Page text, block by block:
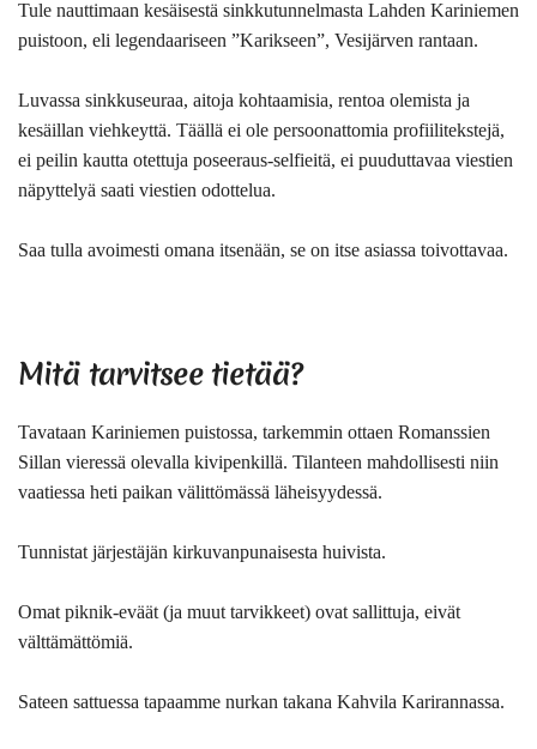
Tule nauttimaan kesäisestä sinkkutunnelmasta Lahden Kariniemen
puistoon, eli legendaariseen ”Karikseen”, Vesijärven rantaan.
Luvassa sinkkuseuraa, aitoja kohtaamisia, rentoa olemista ja
kesäillan viehkeyttä. Täällä ei ole persoonattomia profiilitekstejä,
ei peilin kautta otettuja poseeraus-selfieitä, ei puuduttavaa viestien
näpyttelyä saati viestien odottelua.
Saa tulla avoimesti omana itsenään, se on itse asiassa toivottavaa.
Mitä tarvitsee tietää?
Tavataan Kariniemen puistossa, tarkemmin ottaen Romanssien
Sillan vieressä olevalla kivipenkillä. Tilanteen mahdollisesti niin
vaatiessa heti paikan välittömässä läheisyydessä.
Tunnistat järjestäjän kirkuvanpunaisesta huivista.
Omat piknik-eväät (ja muut tarvikkeet) ovat sallittuja, eivät
välttämättömiä.
Sateen sattuessa tapaamme nurkan takana Kahvila Karirannassa.